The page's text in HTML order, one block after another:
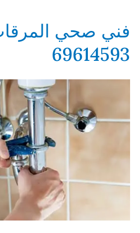
فني صحي
69614593